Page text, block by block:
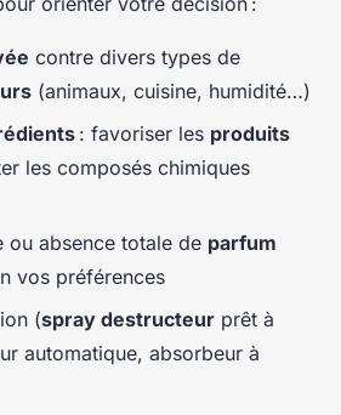
contre divers types de
(animaux, cuisine, humidité…)
: favoriser les produits
les composés chimiques
ou absence totale de parfum
vos préférences
(spray destructeur prêt à
automatique, absorbeur à